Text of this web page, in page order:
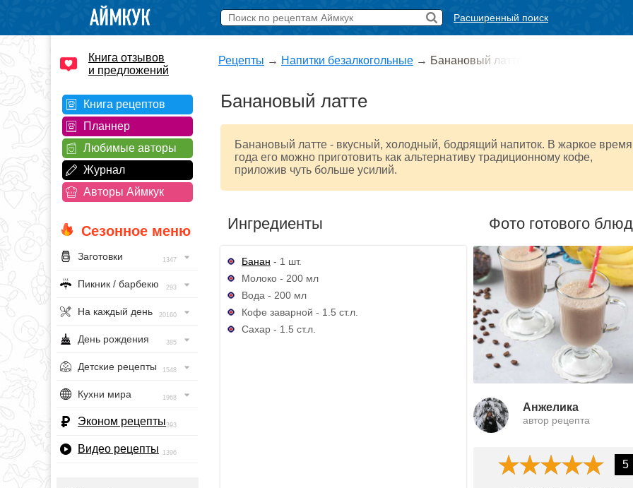
Расширенный поиск
Книга отзывов
и предложений
Книга рецептов
Планнер
Любимые авторы
Журнал
Авторы Аймкук
Сезонное меню
Заготовки 1347
Пикник / барбекю 293
На каждый день 20160
День рождения 385
Детские рецепты 1548
Кухни мира 1968
Эконом рецепты393
Видео рецепты 1396
Рецепты → Напитки безалкогольные → Банановый латте
Банановый латте
Банановый латте - вкусный, холодный, бодрящий напиток. В жаркое время
года его можно приготовить как альтернативу традиционному кофе,
приложив чуть больше усилий.
Ингредиенты
Банан - 1 шт.
Молоко - 200 мл
Вода - 200 мл
Кофе заварной - 1.5 ст.л.
Сахар - 1.5 ст.л.
Фото готового
Анжелика
автор рецепта
5